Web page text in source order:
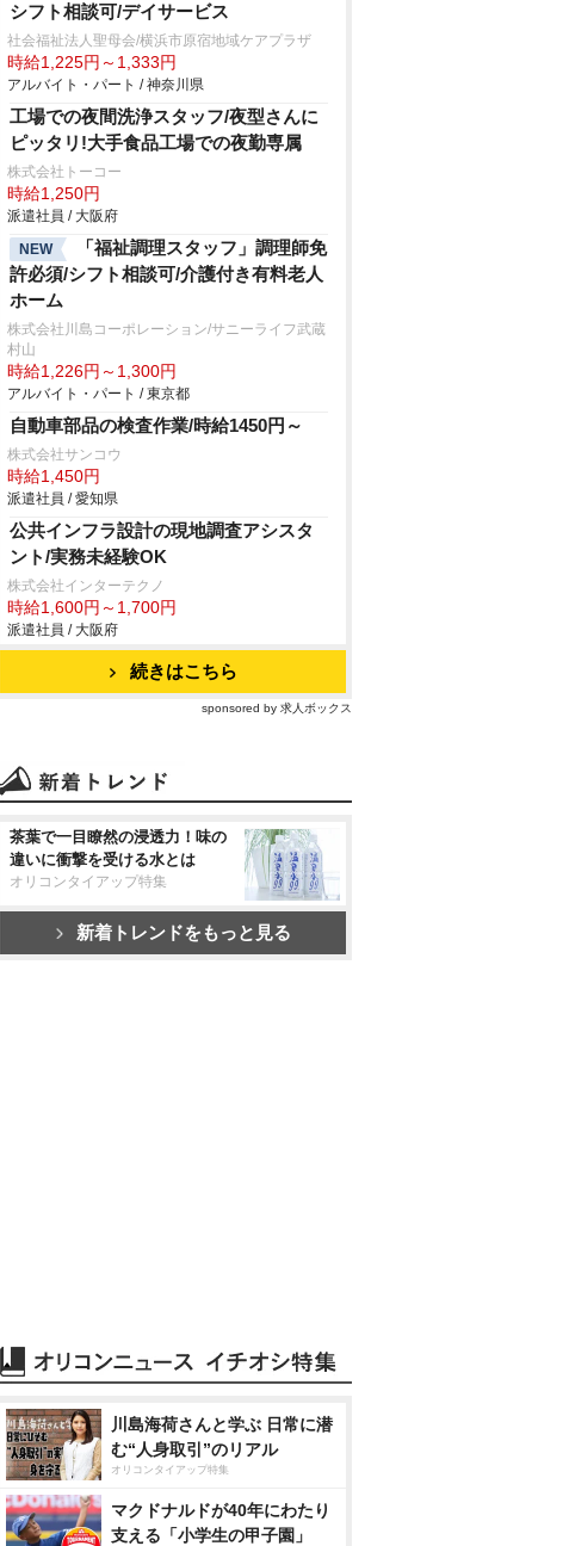
シフト相談可/デイサービス
社会福祉法人聖母会/横浜市原宿地域ケアプラザ
時給1,225円～1,333円
アルバイト・パート / 神奈川県
工場での夜間洗浄スタッフ/夜型さんに
ピッタリ!大手食品工場での夜勤専属
株式会社トーコー
時給1,250円
派遣社員 / 大阪府
NEW
「福祉調理スタッフ」調理師免
許必須/シフト相談可/介護付き有料老人
ホーム
株式会社川島コーポレーション/サニーライフ武蔵
村山
時給1,226円～1,300円
アルバイト・パート / 東京都
自動車部品の検査作業/時給1450円～
株式会社サンコウ
時給1,450円
派遣社員 / 愛知県
公共インフラ設計の現地調査アシスタ
ント/実務未経験OK
株式会社インターテクノ
時給1,600円～1,700円
派遣社員 / 大阪府
続きはこちら
sponsored by 求人ボックス
茶葉で一目瞭然の浸透力！味の
違いに衝撃を受ける水とは
オリコンタイアップ特集
新着トレンドをもっと見る
川島海荷さんと学ぶ 日常に潜
む“人身取引”のリアル
オリコンタイアップ特集
マクドナルドが40年にわたり
支える「小学生の甲子園」